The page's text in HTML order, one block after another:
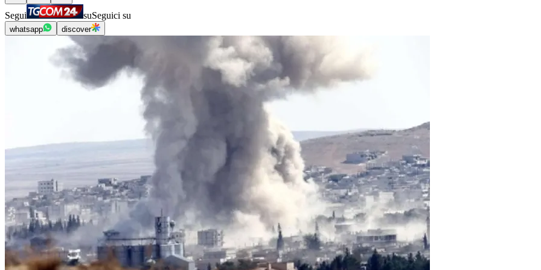
Segui suSeguici su
whatsapp discover